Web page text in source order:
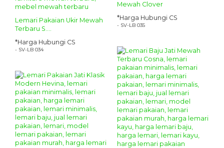
Mewah Clover
*Harga Hubungi CS
- SV-LB 035
Lemari Pakaian Ukir Mewah
Terbaru S....
*Harga Hubungi CS
- SV-LB 034